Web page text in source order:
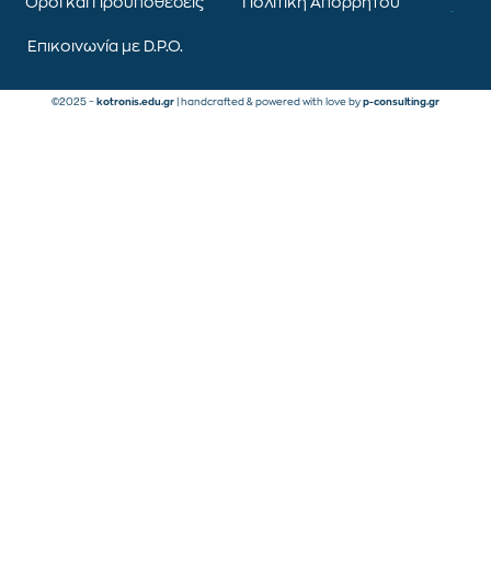
Επικοινωνία με D.P.O.
©2025 – kotronis.edu.gr | handcrafted & powered with love by p-consulting.gr